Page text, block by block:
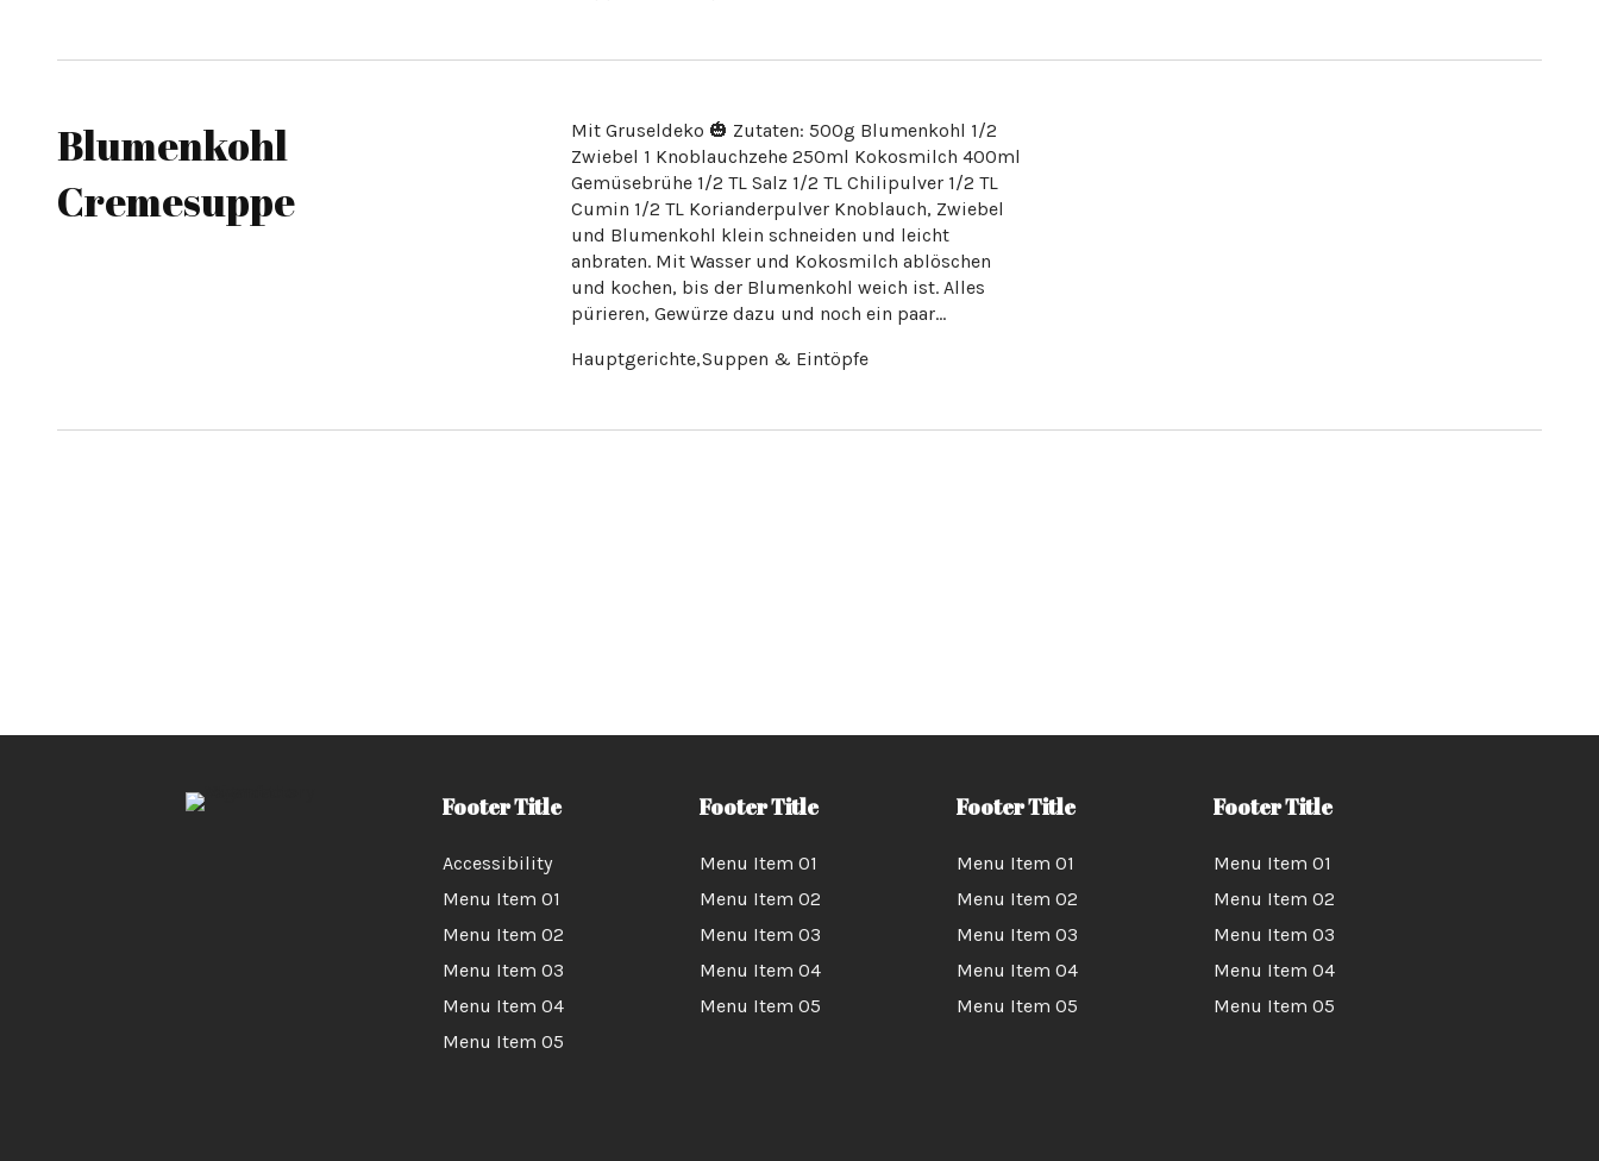
Blumenkohl
Cremesuppe
Mit Gruseldeko 🎃 Zutaten: 500g Blumenkohl 1/2
Zwiebel 1 Knoblauchzehe 250ml Kokosmilch 400ml
Gemüsebrühe 1/2 TL Salz 1/2 TL Chilipulver 1/2 TL
Cumin 1/2 TL Korianderpulver Knoblauch, Zwiebel
und Blumenkohl klein schneiden und leicht
anbraten. Mit Wasser und Kokosmilch ablöschen
und kochen, bis der Blumenkohl weich ist. Alles
pürieren, Gewürze dazu und noch ein paar…
Footer Title
Accessibility
Menu Item 01
Menu Item 02
Menu Item 03
Menu Item 04
Menu Item 05
Footer Title
Menu Item 01
Menu Item 02
Menu Item 03
Menu Item 04
Menu Item 05
Footer Title
Menu Item 01
Menu Item 02
Menu Item 03
Menu Item 04
Menu Item 05
Footer Title
Menu Item 01
Menu Item 02
Menu Item 03
Menu Item 04
Menu Item 05